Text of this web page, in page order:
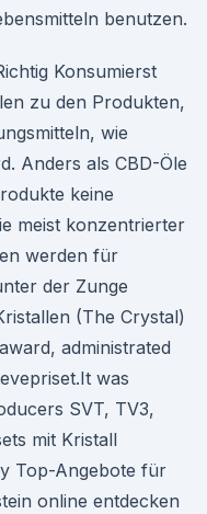
benutzen.
Konsumierst
zu den Produkten,
wie
Anders als CBD-Öle
keine
meist konzentrierter
werden für
der Zunge
(The Crystal)
administrated
was
SVT, TV3,
mit Kristall
Top-Angebote für
online entdecken